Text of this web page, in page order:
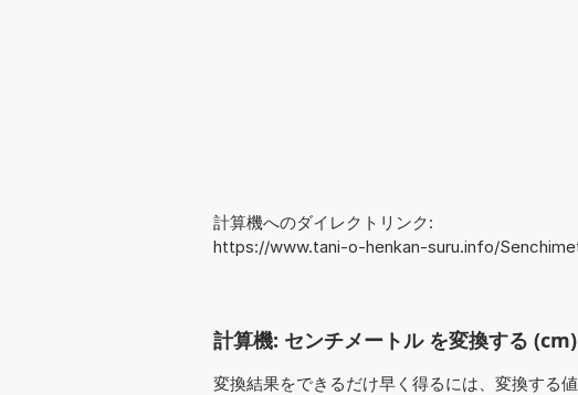
計算機へのダイレクトリンク:
https://www.tani-o-henkan-suru.info/
計算機: センチメートル を変換する (cm)
変換結果をできるだけ早く得るには、変換する